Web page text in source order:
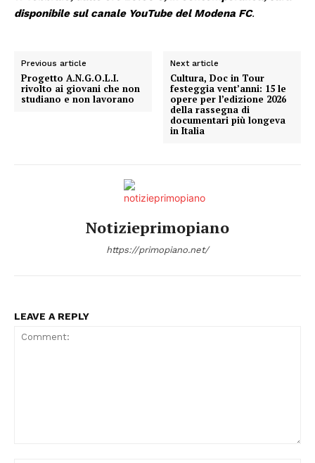
disponibile sul canale YouTube del Modena FC.
Previous article
Progetto A.N.G.O.L.I.
rivolto ai giovani che non
studiano e non lavorano
Next article
Cultura, Doc in Tour
festeggia vent’anni: 15 le
opere per l’edizione 2026
della rassegna di
documentari più longeva
in Italia
Notizieprimopiano
https://primopiano.net/
LEAVE A REPLY